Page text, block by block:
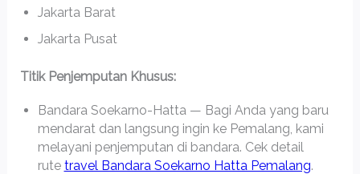
Jakarta Barat
Jakarta Pusat
Titik Penjemputan Khusus:
Bandara Soekarno-Hatta — Bagi Anda yang baru
mendarat dan langsung ingin ke Pemalang, kami
melayani penjemputan di bandara. Cek detail
rute travel Bandara Soekarno Hatta Pemalang.